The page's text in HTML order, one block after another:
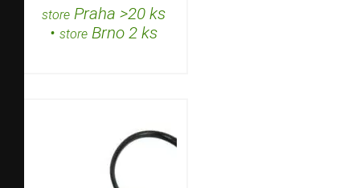
storePraha >20 ks
• storeBrno 2 ks